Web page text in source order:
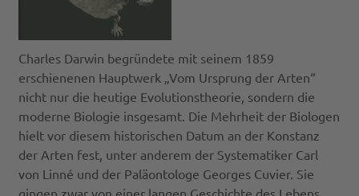
Charles Darwin begründete mit seinem 1859
erschienenen Hauptwerk „Vom Ursprung der Arten“
nicht nur die heutige Evolutionstheorie, sondern die
moderne Biologie insgesamt. Die Mehrheit der Biologen
hielt vor diesem historischen Datum an der Konstanz
der Arten fest, unter anderem der Systematiker Carl
von Linné und der Paläontologe Georges Cuvier. Sie